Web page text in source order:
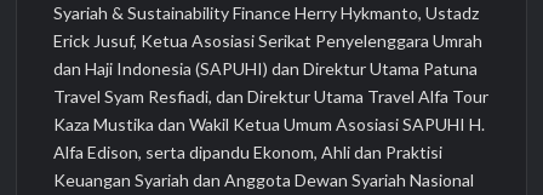
Syariah & Sustainability Finance Herry Hykmanto, Ustadz
Erick Jusuf, Ketua Asosiasi Serikat Penyelenggara Umrah
dan Haji Indonesia (SAPUHI) dan Direktur Utama Patuna
Travel Syam Resfiadi, dan Direktur Utama Travel Alfa Tour
Kaza Mustika dan Wakil Ketua Umum Asosiasi SAPUHI H.
Alfa Edison, serta dipandu Ekonom, Ahli dan Praktisi
Keuangan Syariah dan Anggota Dewan Syariah Nasional